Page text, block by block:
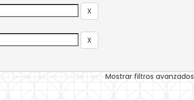
Mostrar filtros avanzados